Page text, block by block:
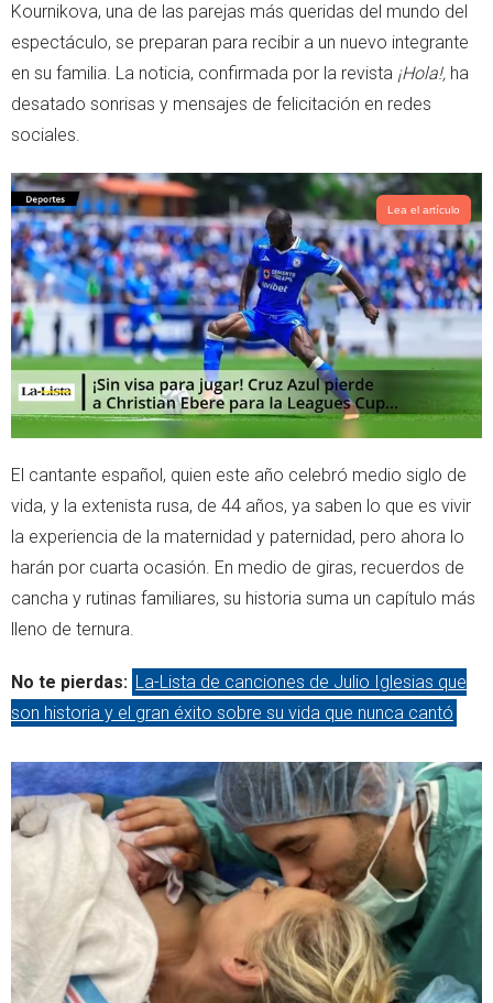
r
p
p
Kournikova, una de las parejas más queridas del mundo del
espectáculo, se preparan para recibir a un nuevo integrante
en su familia. La noticia, confirmada por la revista ¡Hola!, ha
desatado sonrisas y mensajes de felicitación en redes
sociales.
Lea el artículo
El cantante español, quien este año celebró medio siglo de
vida, y la extenista rusa, de 44 años, ya saben lo que es vivir
la experiencia de la maternidad y paternidad, pero ahora lo
harán por cuarta ocasión. En medio de giras, recuerdos de
cancha y rutinas familiares, su historia suma un capítulo más
lleno de ternura.
No te pierdas: La-Lista de canciones de Julio Iglesias que
son historia y el gran éxito sobre su vida que nunca cantó